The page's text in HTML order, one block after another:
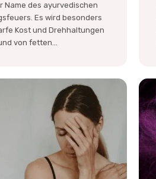
Name des ayurvedischen
Es wird besonders
Kost und Drehhaltungen
von fetten...